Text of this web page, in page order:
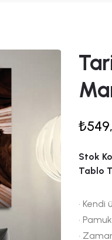
Stok
Tablo
• Kendi
•
•